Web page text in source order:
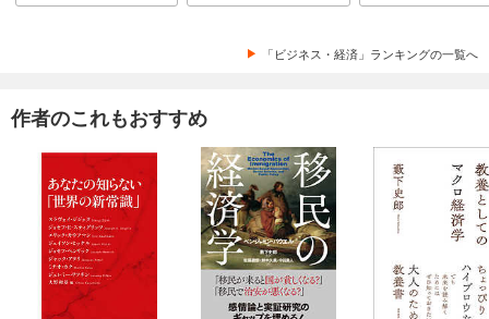
「ビジネス・経済」ランキングの一覧へ
作者のこれもおすすめ